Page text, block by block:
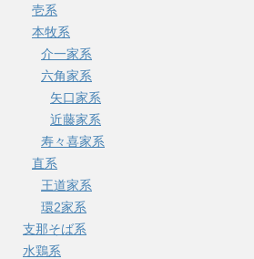
壱系
本牧系
介一家系
六角家系
矢口家系
近藤家系
寿々喜家系
直系
王道家系
環2家系
支那そば系
水鶏系